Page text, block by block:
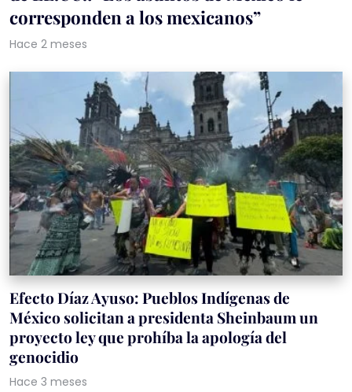
corresponden a los mexicanos”
Hace 2 meses
Efecto Díaz Ayuso: Pueblos Indígenas de
México solicitan a presidenta Sheinbaum un
proyecto ley que prohíba la apología del
genocidio
Hace 3 meses